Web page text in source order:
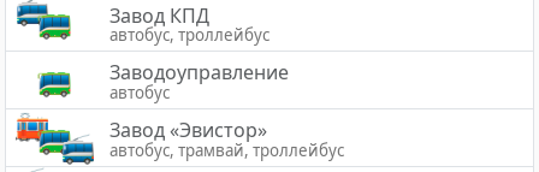
Завод КПД
автобус, троллейбус
Заводоуправление
автобус
Завод «Эвистор»
автобус, трамвай, троллейбус